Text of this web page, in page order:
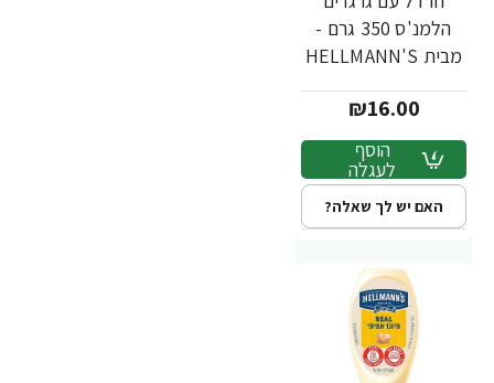
הלמנ'ס 350 גרם -
מבית HELLMANN'S
₪16.00
הוסף
לעגלה
האם יש לך שאלה?